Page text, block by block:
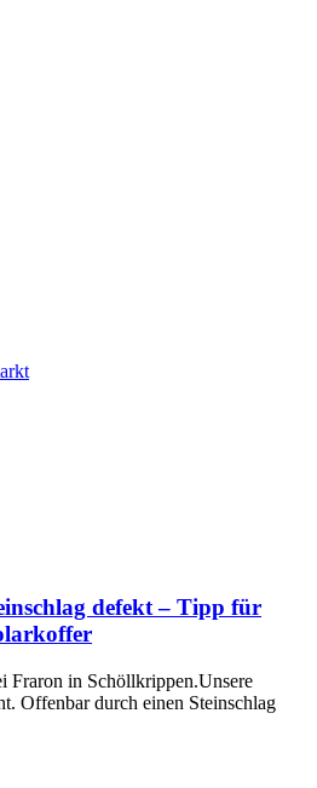
defekt – Tipp für
Fraron in Schöllkrippen.Unsere
Offenbar durch einen Steinschlag